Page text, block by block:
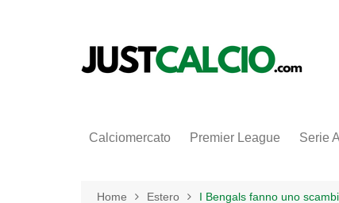
Calciomercato Premier League Serie A
Home Estero I Bengals fanno uno